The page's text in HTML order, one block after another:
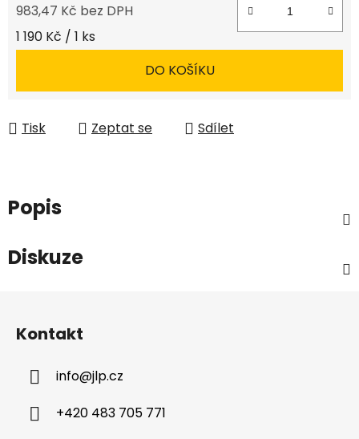
983,47 Kč bez DPH
Měrná cena:
1 190 Kč / 1 ks
DO KOŠÍKU
Tisk Zeptat se Sdílet
Popis
Diskuze
Kontakt
info@jlp.cz
+420 483 705 771